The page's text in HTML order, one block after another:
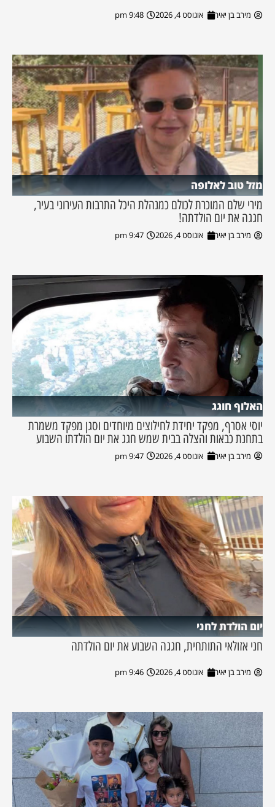
מירב בן יאיר אוגוסט 4, 2026 9:48 pm
מזל טוב לאלופה
מירי שלם המוכרת לכולם כמנהלת היכל התרבות העירוני בעיר,
חגגה את יום הולדתה!
מירב בן יאיר אוגוסט 4, 2026 9:47 pm
האלוף חוגג
יוסי אסרף, מפקד יחידת לחילוצים מיוחדים וסגן מפקד משמרת
בתחנת כבאות והצלה בבית שמש חגג את יום הולדתו השבוע
מירב בן יאיר אוגוסט 4, 2026 9:47 pm
יום הולדת לחני
חני אזולאי התותחית, חגגה השבוע את יום הולדתה
מירב בן יאיר אוגוסט 4, 2026 9:46 pm